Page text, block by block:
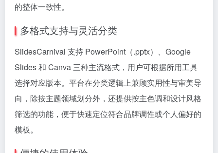
的整体一致性。
多格式支持与灵活分类
SlidesCarnival 支持 PowerPoint（.pptx）、Google
Slides 和 Canva 三种主流格式，用户可根据所用工具
选择对应版本。平台在分类逻辑上兼顾实用性与审美导
向，除按主题领域划分外，还提供按主色调和设计风格
筛选的功能，便于快速定位符合品牌调性或个人偏好的
模板。